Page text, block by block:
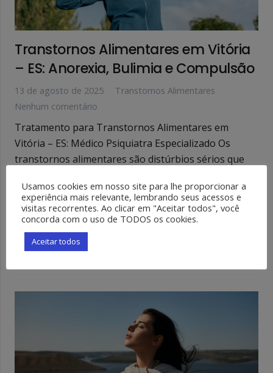
Transtornos Alimentares em Vitória
– ES: Anorexia, Bulimia e Compulsão
13 de agosto de 2025
Transtornos Alimentares
Nenhum comentário
Tratamento para Transtornos Alimentares em
Vitória – ES: Médico Psiquiatra Especializado Os
transtornos alimentares são distúrbios sérios que
a…
Usamos cookies em nosso site para lhe proporcionar a
experiência mais relevante, lembrando seus acessos e
visitas recorrentes. Ao clicar em "Aceitar todos", você
concorda com o uso de TODOS os cookies.
Aceitar todos